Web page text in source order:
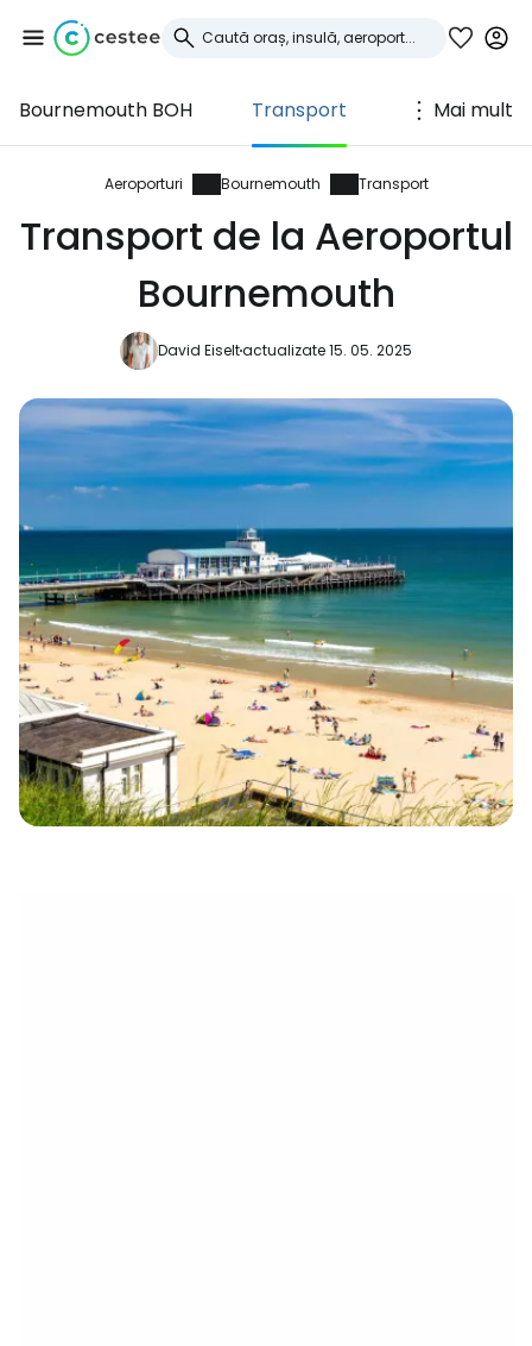
Bournemouth BOH Transport Mai mult
Aeroporturi Bournemouth Transport
Transport de la Aeroportul
Bournemouth
David Eiseltactualizate 15. 05. 2025
Conectați-vă la
Cestee
... comunitatea mondială a călătorilor
Continuați cu Facebook